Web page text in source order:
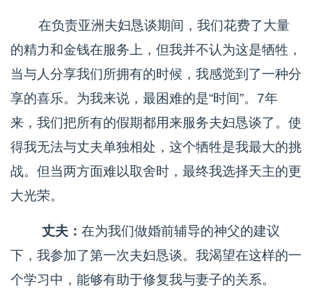
在负责亚洲夫妇恳谈期间，我们花费了大量
的精力和金钱在服务上，但我并不认为这是牺牲，
当与人分享我们所拥有的时候，我感觉到了一种分
享的喜乐。为我来说，最困难的是“时间”。7年
来，我们把所有的假期都用来服务夫妇恳谈了。使
得我无法与丈夫单独相处，这个牺牲是我最大的挑
战。但当两方面难以取舍时，最终我选择天主的更
大光荣。
丈夫 ： 在为我们做婚前辅导的神父的建议
下，我参加了第一次夫妇恳谈。我渴望在这样的一
个学习中，能够有助于修复我与妻子的关系。